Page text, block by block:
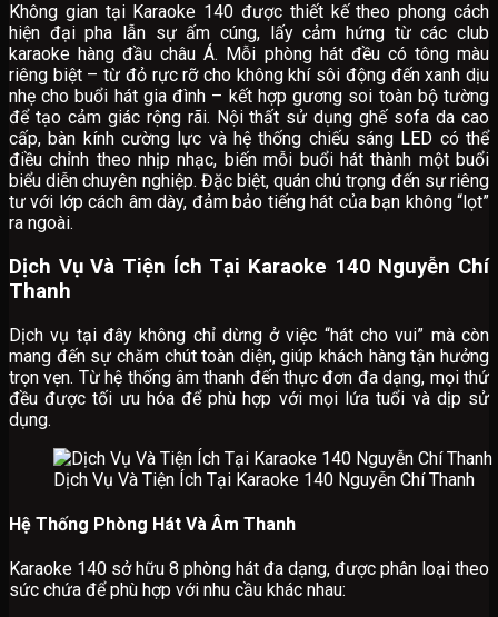
Không gian tại Karaoke 140 được thiết kế theo phong cách
hiện đại pha lẫn sự ấm cúng, lấy cảm hứng từ các club
karaoke hàng đầu châu Á. Mỗi phòng hát đều có tông màu
riêng biệt – từ đỏ rực rỡ cho không khí sôi động đến xanh dịu
nhẹ cho buổi hát gia đình – kết hợp gương soi toàn bộ tường
để tạo cảm giác rộng rãi. Nội thất sử dụng ghế sofa da cao
cấp, bàn kính cường lực và hệ thống chiếu sáng LED có thể
điều chỉnh theo nhịp nhạc, biến mỗi buổi hát thành một buổi
biểu diễn chuyên nghiệp. Đặc biệt, quán chú trọng đến sự riêng
tư với lớp cách âm dày, đảm bảo tiếng hát của bạn không “lọt”
ra ngoài.
Dịch Vụ Và Tiện Ích Tại Karaoke 140 Nguyễn Chí
Thanh
Dịch vụ tại đây không chỉ dừng ở việc “hát cho vui” mà còn
mang đến sự chăm chút toàn diện, giúp khách hàng tận hưởng
trọn vẹn. Từ hệ thống âm thanh đến thực đơn đa dạng, mọi thứ
đều được tối ưu hóa để phù hợp với mọi lứa tuổi và dịp sử
dụng.
Dịch Vụ Và Tiện Ích Tại Karaoke 140 Nguyễn Chí Thanh
Hệ Thống Phòng Hát Và Âm Thanh
Karaoke 140 sở hữu 8 phòng hát đa dạng, được phân loại theo
sức chứa để phù hợp với nhu cầu khác nhau: